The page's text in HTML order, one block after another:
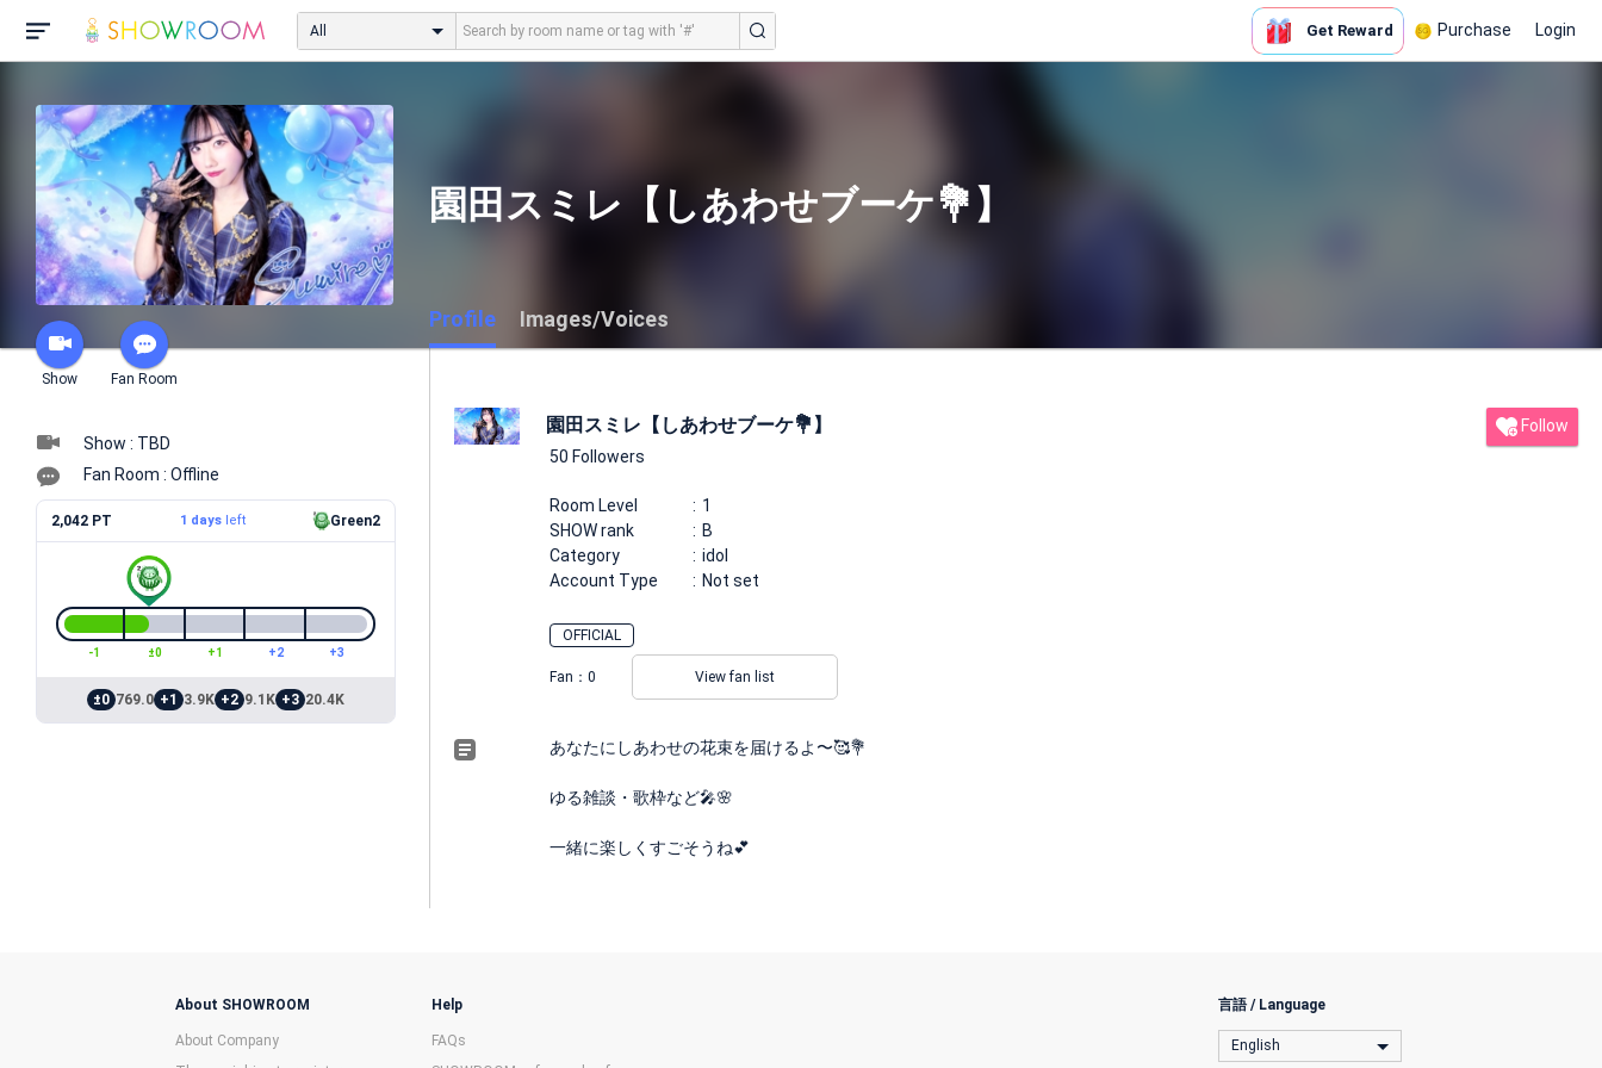
All Get Reward Purchase Login
Show Fan Room
園田スミレ【しあわせブーケ💐】
Profile Images/Voices
Show : TBD
Fan Room : Offline
2,042 PT 1 daysleft Green2
-1 ±0 +1 +2 +3
±0 769.0 +1 3.9K +2 9.1K +3 20.4K
園田スミレ【しあわせブーケ💐】
50 Followers
Follow
Room Level
1
SHOW rank
B
Category
idol
Account Type
Not set
OFFICIAL
Fan： 0 View fan list
あなたにしあわせの花束を届けるよ〜🥰💐
ゆる雑談・歌枠など🎤🌸
一緒に楽しくすごそうね💕
About SHOWROOM
About Company
Help
FAQs
言語 / Language
English